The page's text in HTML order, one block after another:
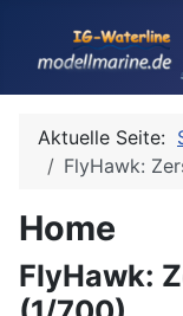
Aktuelle Seite:
FlyHawk:
Home
FlyHawk: